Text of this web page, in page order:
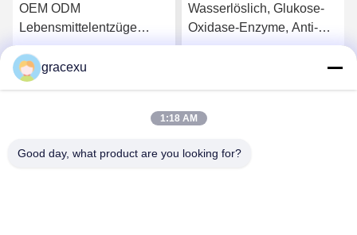
OEM ODM
Lebensmittelentzüge
Enzyme Katalase Mehl
Improviser
Lockerungsmittel
Wasserlöslich, Glukose-
Oxidase-Enzyme, Anti-
Browning
gracexu
1:18 AM
Good day, what product are you looking for?